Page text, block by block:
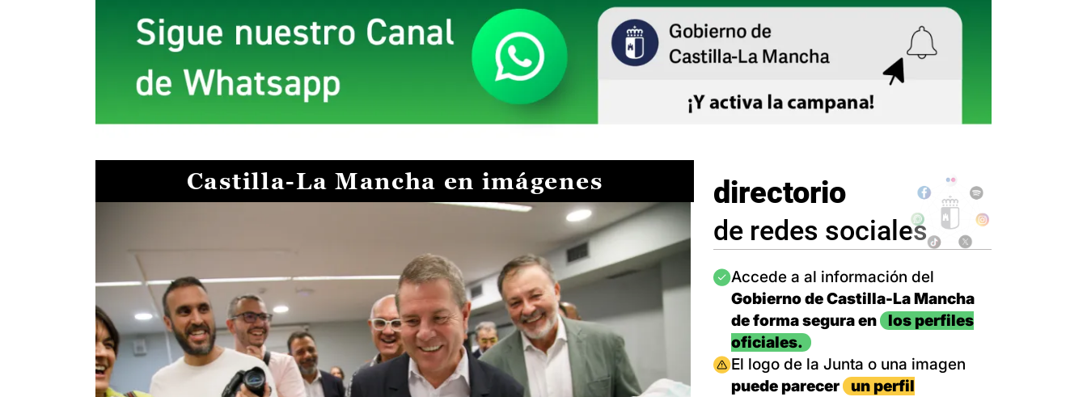
Castilla-La Mancha en imágenes directorio
de redes sociales
Imagen
Accede a al información del
Gobierno de Castilla-La Mancha
de forma segura en
los perfiles
oficiales.
Imagen
El logo de la Junta o una imagen
puede parecer
un perfil